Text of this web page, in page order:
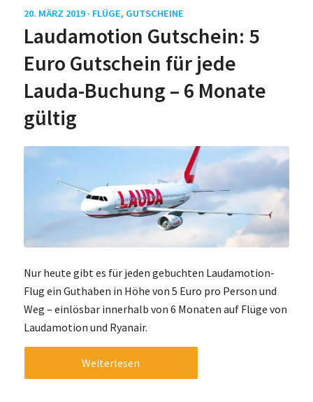
20. MÄRZ 2019 · FLÜGE, GUTSCHEINE
Laudamotion Gutschein: 5
Euro Gutschein für jede
Lauda-Buchung – 6 Monate
gültig
Nur heute gibt es für jeden gebuchten Laudamotion-
Flug ein Guthaben in Höhe von 5 Euro pro Person und
Weg – einlösbar innerhalb von 6 Monaten auf Flüge von
Laudamotion und Ryanair.
Weiterlesen